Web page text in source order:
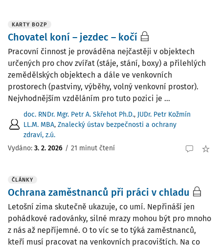
KARTY BOZP
Chovatel koní – jezdec – kočí
Pracovní činnost je prováděna nejčastěji v objektech
určených pro chov zvířat (stáje, stání, boxy) a přilehlých
zemědělských objektech a dále ve venkovních
prostorech (pastviny, výběhy, volný venkovní prostor).
Nejvhodnějším vzděláním pro tuto pozici je ...
doc. RNDr. Mgr. Petr A. Skřehot Ph.D., JUDr. Petr Kožmín
LL.M. MBA, Znalecký ústav bezpečnosti a ochrany
zdraví, z.ú.
Vydáno: 3. 2. 2026 / 21 minut čtení
ČLÁNKY
Ochrana zaměstnanců při práci v chladu
Letošní zima skutečně ukazuje, co umí. Nepřináší jen
pohádkové radovánky, silné mrazy mohou být pro mnoho
z nás až nepříjemné. O to víc se to týká zaměstnanců,
kteří musí pracovat na venkovních pracovištích. Na co